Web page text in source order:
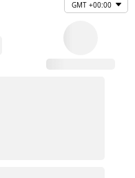
GMT +00:00